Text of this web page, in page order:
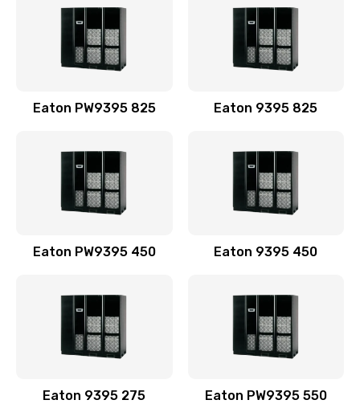
Eaton PW9395 825 Eaton 9395 825
Eaton PW9395 450 Eaton 9395 450
Eaton 9395 275 Eaton PW9395 550